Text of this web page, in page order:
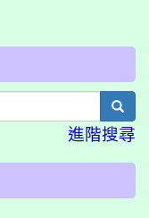
進階搜尋